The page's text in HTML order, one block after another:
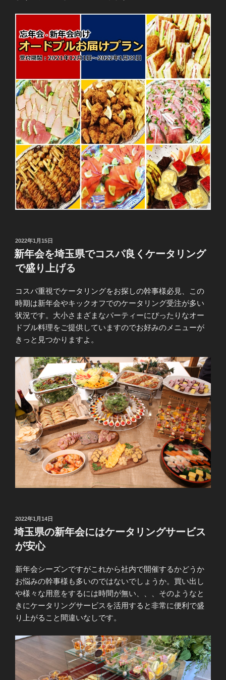
投
稿
日:
2022年1月15日
新年会を埼玉県でコスパ良くケータリング
で盛り上げる
コスパ重視でケータリングをお探しの幹事様必見、この
時期は新年会やキックオフでのケータリング受注が多い
状況です。大小さまざまなパーティーにぴったりなオー
ドブル料理をご提供していますのでお好みのメニューが
きっと見つかりますよ。
投
稿
日:
2022年1月14日
埼玉県の新年会にはケータリングサービス
が安心
新年会シーズンですがこれから社内で開催するかどうか
お悩みの幹事様も多いのではないでしょうか。買い出し
や様々な用意をするには時間が無い、、、そのようなと
きにケータリングサービスを活用すると非常に便利で盛
り上がること間違いなしです。